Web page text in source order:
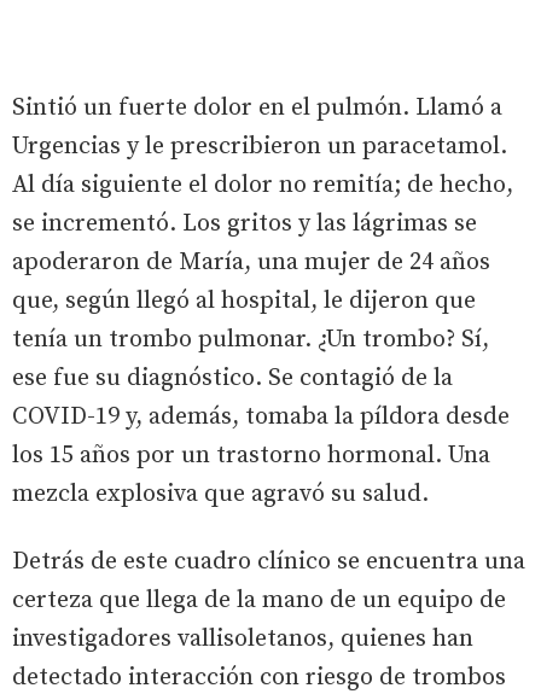
Sintió un fuerte dolor en el pulmón. Llamó a
Urgencias y le prescribieron un paracetamol.
Al día siguiente el dolor no remitía; de hecho,
se incrementó. Los gritos y las lágrimas se
apoderaron de María, una mujer de 24 años
que, según llegó al hospital, le dijeron que
tenía un trombo pulmonar. ¿Un trombo? Sí,
ese fue su diagnóstico. Se contagió de la
COVID-19 y, además, tomaba la píldora desde
los 15 años por un trastorno hormonal. Una
mezcla explosiva que agravó su salud.
Detrás de este cuadro clínico se encuentra una
certeza que llega de la mano de un equipo de
investigadores vallisoletanos, quienes han
detectado interacción con riesgo de trombos